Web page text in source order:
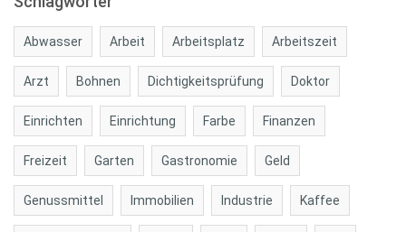
Abwasser Arbeit Arbeitsplatz Arbeitszeit
Arzt Bohnen Dichtigkeitsprüfung Doktor
Einrichten Einrichtung Farbe Finanzen
Freizeit Garten Gastronomie Geld
Genussmittel Immobilien Industrie Kaffee